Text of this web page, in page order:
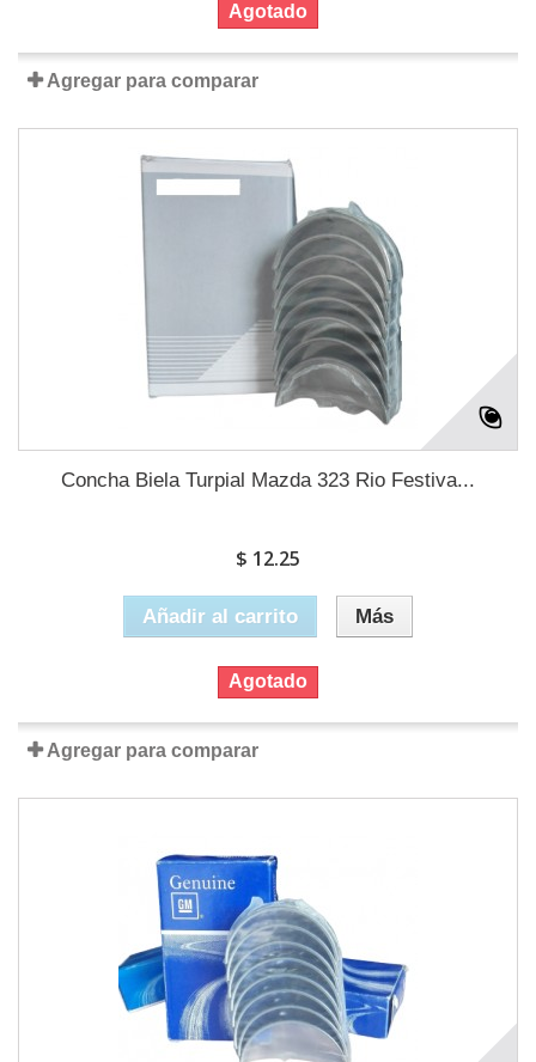
Agotado
Agregar para comparar
Concha Biela Turpial Mazda 323 Rio Festiva...
$ 12.25
Añadir al carrito Más
Agotado
Agregar para comparar